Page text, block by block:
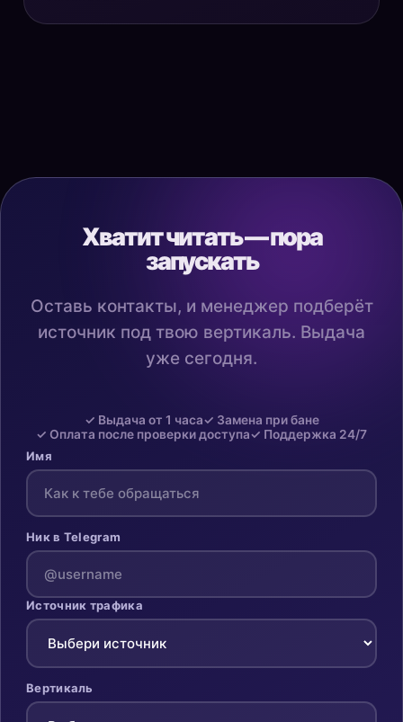
Хватит читать — пора
запускать
Оставь контакты, и менеджер подберёт
источник под твою вертикаль. Выдача
уже сегодня.
✓ Выдача от 1 часа✓ Замена при бане
✓ Оплата после проверки доступа✓ Поддержка 24/7
Имя
Ник в Telegram
Источник трафика
Вертикаль